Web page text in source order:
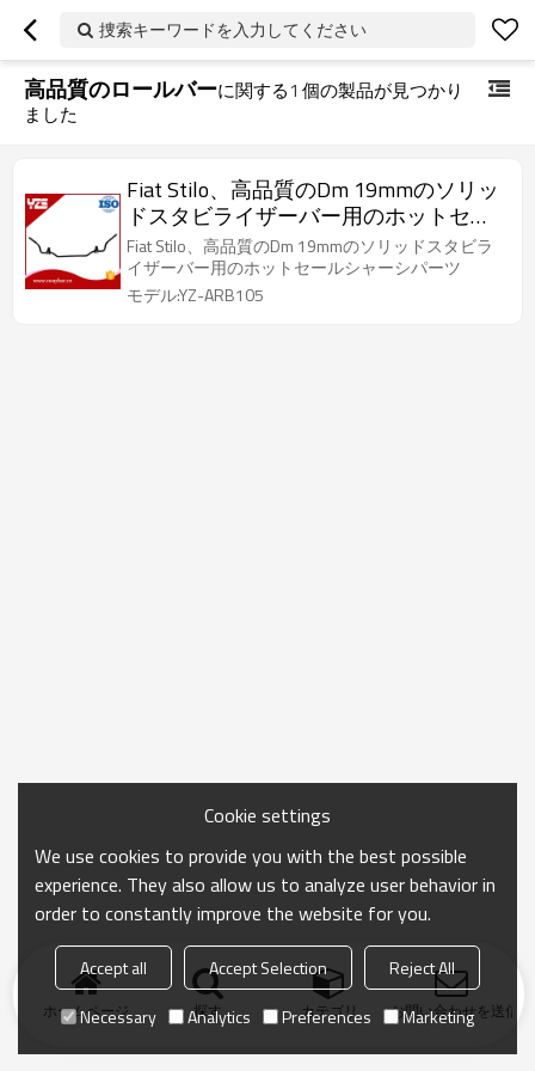
捜索キーワードを入力してください
高品質のロールバーに関する1 個の製品が見つかり
ました
Fiat Stilo、高品質のDm 19mmのソリッ
ドスタビライザーバー用のホットセー
ルシャーシパーツ
Fiat Stilo、高品質のDm 19mmのソリッドスタビラ
イザーバー用のホットセールシャーシパーツ
モデル:YZ-ARB105
ホームページ 探す カテゴリ お問い合わせを送信
Cookie settings
We use cookies to provide you with the best possible
experience. They also allow us to analyze user behavior in
order to constantly improve the website for you.
Accept all Accept Selection
Reject All
Necessary
Analytics Preferences Marketing